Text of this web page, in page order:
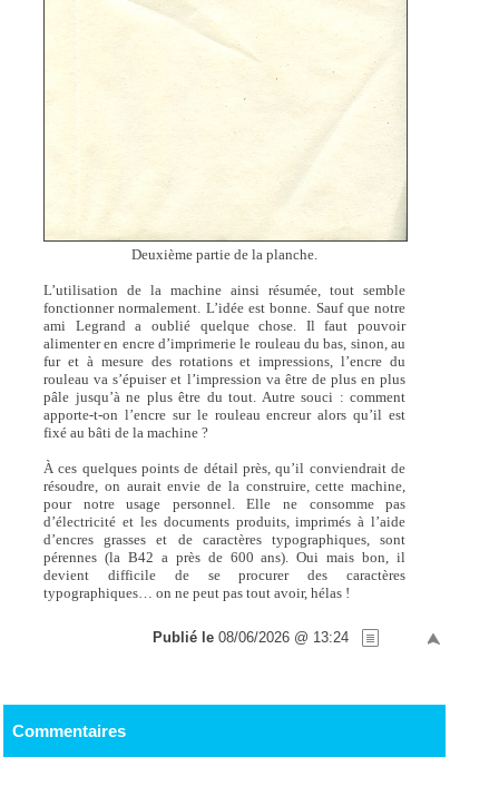
Deuxième partie de la planche.
L’utilisation de la machine ainsi résumée, tout semble
fonctionner normalement. L’idée est bonne. Sauf que notre
ami Legrand a oublié quelque chose. Il faut pouvoir
alimenter en encre d’imprimerie le rouleau du bas, sinon, au
fur et à mesure des rotations et impressions, l’encre du
rouleau va s’épuiser et l’impression va être de plus en plus
pâle jusqu’à ne plus être du tout. Autre souci : comment
apporte-t-on l’encre sur le rouleau encreur alors qu’il est
fixé au bâti de la machine ?
À ces quelques points de détail près, qu’il conviendrait de
résoudre, on aurait envie de la construire, cette machine,
pour notre usage personnel. Elle ne consomme pas
d’électricité et les documents produits, imprimés à l’aide
d’encres grasses et de caractères typographiques, sont
pérennes (la B42 a près de 600 ans). Oui mais bon, il
devient difficile de se procurer des caractères
typographiques… on ne peut pas tout avoir, hélas !
Publié le 08/06/2026 @ 13:24
Commentaires